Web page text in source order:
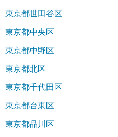
東京都世田谷区
東京都中央区
東京都中野区
東京都北区
東京都千代田区
東京都台東区
東京都品川区